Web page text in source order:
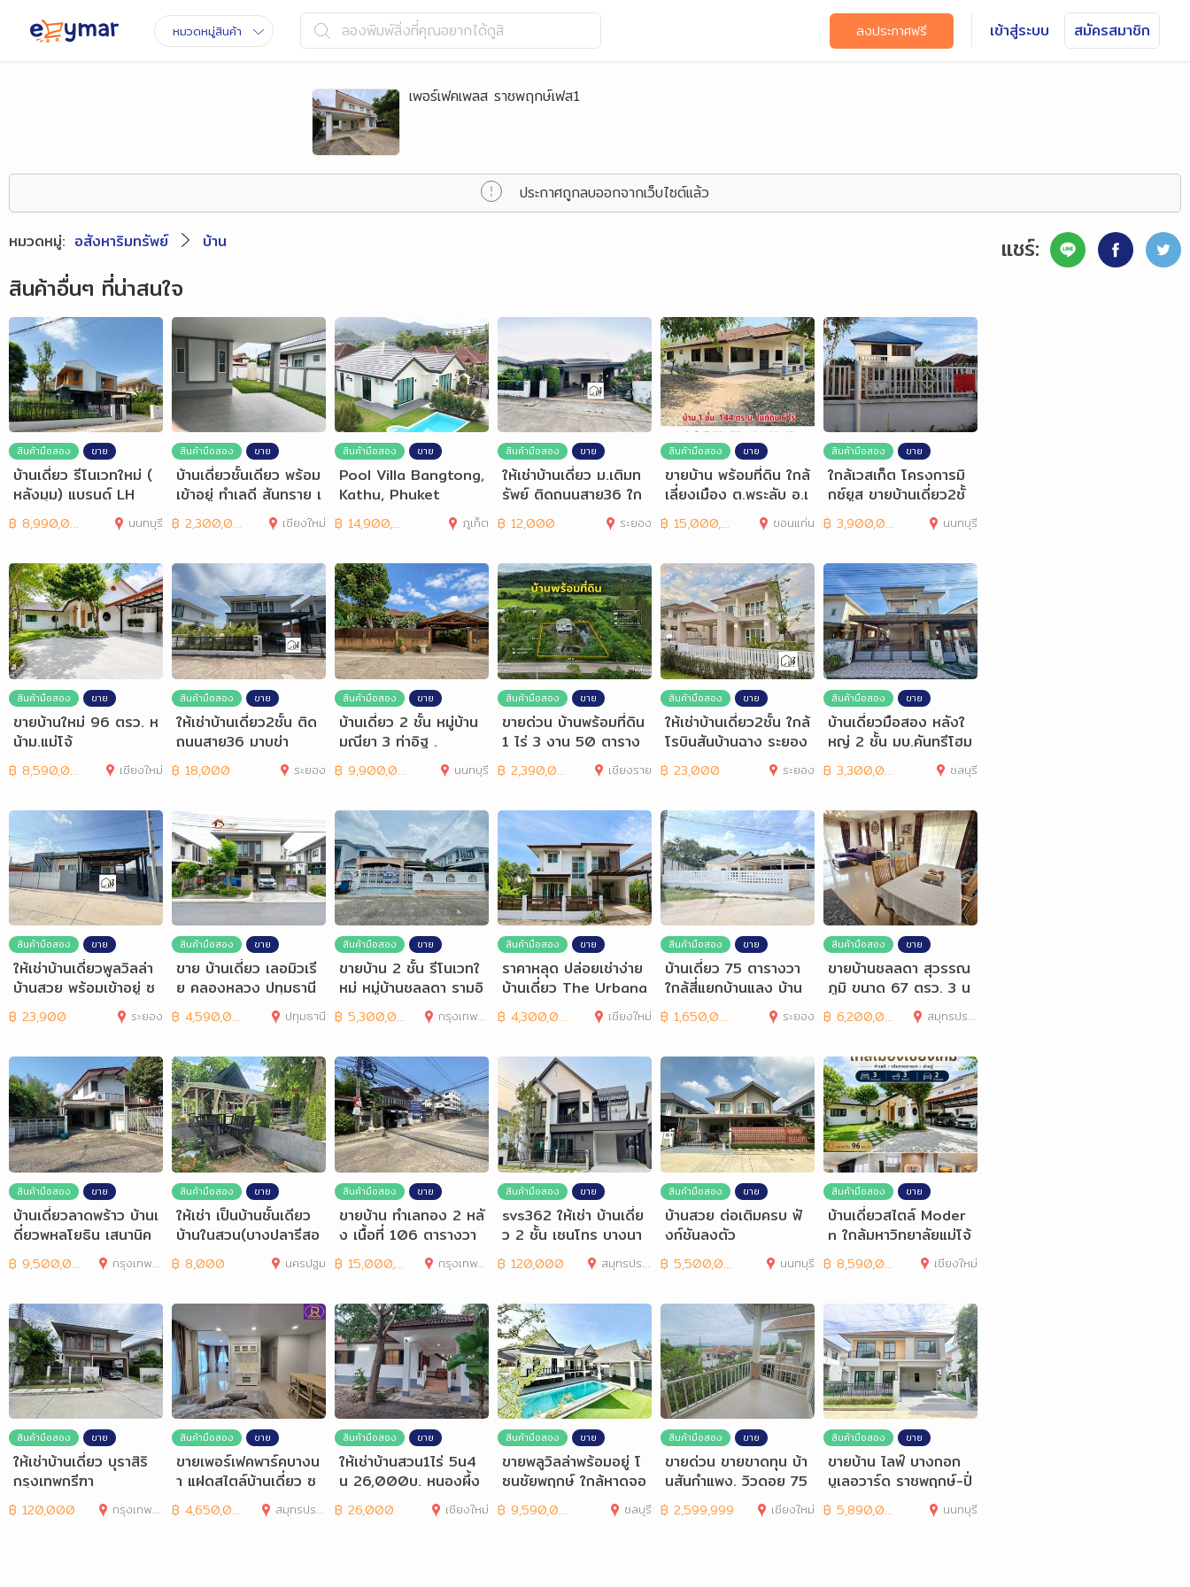
หมวดหมู่สินค้า ลองพิมพ์สิ่งที่คุณอยากได้ดูสิ ลงประกาศฟรี เข้าสู่ระบบ สมัครสมาชิก
เพอร์เฟคเพลส ราชพฤกษ์เฟส1
ประกาศถูกลบออกจากเว็บไซต์แล้ว
หมวดหมู่: อสังหาริมทรัพย์ บ้าน
แชร์:
สินค้าอื่นๆ ที่น่าสนใจ
สินค้ามือสอง ขาย
บ้านเดี่ยว รีโนเวทใหม่ (
หลังมุม) แบรนด์ LH
฿ 8,990,000 นนทบุรี
สินค้ามือสอง ขาย
บ้านเดี่ยวชั้นเดียว พร้อม
เข้าอยู่ ทำเลดี สันทราย เ
ชียงใหม่
฿ 2,300,000 เชียงใหม่
สินค้ามือสอง ขาย
Pool Villa Bangtong,
Kathu, Phuket
฿ 14,900,000 ภูเก็ต
สินค้ามือสอง ขาย
ให้เช่าบ้านเดี่ยว ม.เติมท
รัพย์ ติดถนนสาย36 ใก
ล้เซนทรัล
฿ 12,000 ระยอง
สินค้ามือสอง ขาย
ขายบ้าน พร้อมที่ดิน ใกล้
เลี่ยงเมือง ต.พระลับ อ.เ
มือง
฿ 15,000,000 ขอนแก่น
สินค้ามือสอง ขาย
ใกล้เวสเก็ต โครงการมิ
กซ์ยูส ขายบ้านเดี่ยว2ชั้
น บางใหญ่
฿ 3,900,000 นนทบุรี
สินค้ามือสอง ขาย
ขายบ้านใหม่ 96 ตรว. ห
น้าม.แม่โจ้
฿ 8,590,000 เชียงใหม่
สินค้ามือสอง ขาย
ให้เช่าบ้านเดี่ยว2ชั้น ติด
ถนนสาย36 มาบข่า
฿ 18,000 ระยอง
สินค้ามือสอง ขาย
บ้านเดี่ยว 2 ชั้น หมู่บ้าน
มณียา 3 ท่าอิฐ .
฿ 9,900,000 นนทบุรี
สินค้ามือสอง ขาย
ขายด่วน บ้านพร้อมที่ดิน
1 ไร่ 3 งาน 50 ตาราง
วา ติดทางหลวง
฿ 2,390,000 เชียงราย
สินค้ามือสอง ขาย
ให้เช่าบ้านเดี่ยว2ชั้น ใกล้
โรบินสันบ้านฉาง ระยอง
฿ 23,000 ระยอง
สินค้ามือสอง ขาย
บ้านเดี่ยวมือสอง หลังใ
หญ่ 2 ชั้น มบ.คันทรีโฮม
เลค
฿ 3,300,000 ชลบุรี
สินค้ามือสอง ขาย
ให้เช่าบ้านเดี่ยวพูลวิลล่า
บ้านสวย พร้อมเข้าอยู่ ซ
อย5
฿ 23,900 ระยอง
สินค้ามือสอง ขาย
ขาย บ้านเดี่ยว เลอมิวเรี
ย คลองหลวง ปทุมธานี
52.4ตร.ว.
฿ 4,590,000 ปทุมธานี
สินค้ามือสอง ขาย
ขายบ้าน 2 ชั้น รีโนเวทใ
หม่ หมู่บ้านชลลดา รามอิ
นทรา
฿ 5,300,000 กรุงเทพมหานคร
สินค้ามือสอง ขาย
ราคาหลุด ปล่อยเช่าง่าย
บ้านเดี่ยว The Urbana
1
฿ 4,300,000 เชียงใหม่
สินค้ามือสอง ขาย
บ้านเดี่ยว 75 ตารางวา
ใกล้สี่แยกบ้านแลง บ้าน
พัก irpc
฿ 1,650,000 ระยอง
สินค้ามือสอง ขาย
ขายบ้านชลลดา สุวรรณ
ภูมิ ขนาด 67 ตรว. 3 น
อน 3น้ำ หลังมุม
฿ 6,200,000 สมุทรปราการ
สินค้ามือสอง ขาย
บ้านเดี่ยวลาดพร้าว บ้านเ
ดี่ยวพหลโยธิน เสนานิค
ม 2 หลัง 88
฿ 9,500,000 กรุงเทพมหานคร
สินค้ามือสอง ขาย
ให้เช่า เป็นบ้านชั้นเดียว
บ้านในสวน(บางปลารีสอ
ร์ท) อ.บางเลน
฿ 8,000 นครปฐม
สินค้ามือสอง ขาย
ขายบ้าน ทำเลทอง 2 หลั
ง เนื้อที่ 106 ตารางวา
฿ 15,000,000 กรุงเทพมหานคร
สินค้ามือสอง ขาย
svs362 ให้เช่า บ้านเดี่ย
ว 2 ชั้น เซนโทร บางนา
Centro Bangna
฿ 120,000 สมุทรปราการ
สินค้ามือสอง ขาย
บ้านสวย ต่อเติมครบ ฟั
งก์ชันลงตัว
฿ 5,500,000 นนทบุรี
สินค้ามือสอง ขาย
บ้านเดี่ยวสไตล์ Moder
n ใกล้มหาวิทยาลัยแม่โจ้
96 ตรว.
฿ 8,590,000 เชียงใหม่
สินค้ามือสอง ขาย
ให้เช่าบ้านเดี่ยว บุราสิริ
กรุงเทพกรีฑา
฿ 120,000 กรุงเทพมหานคร
สินค้ามือสอง ขาย
ขายเพอร์เฟคพาร์คบางน
า แฝดสไตล์บ้านเดี่ยว ซ
อยเอแบค ABAC
฿ 4,650,000 สมุทรปราการ
สินค้ามือสอง ขาย
ให้เช่าบ้านสวน1ไร่ 5น4
น 26,000บ. หนองผึ้ง
สารภี เชียงใหม่
฿ 26,000 เชียงใหม่
สินค้ามือสอง ขาย
ขายพลูวิลล่าพร้อมอยู่ โ
ซนชัยพฤกษ์ ใกล้หาดจอ
มเทียน พัทยา
฿ 9,590,000 ชลบุรี
สินค้ามือสอง ขาย
ขายด่วน ขายขาดทุน บ้า
นสันกำแพง. วิวดอย 75
ตรว
฿ 2,599,999 เชียงใหม่
สินค้ามือสอง ขาย
ขายบ้าน ไลฟ์ บางกอก
บูเลอวาร์ด ราชพฤกษ์-ปิ่
นเกล้า Life
฿ 5,890,000 นนทบุรี